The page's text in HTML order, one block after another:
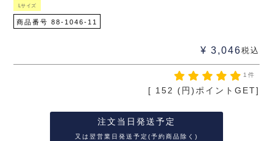
Lサイズ
商品番号 88-1046-11
¥ 3,046税込
1件
[ 152 (円)ポイントGET]
注文当日発送予定
又は翌営業日発送予定(予約商品除く)